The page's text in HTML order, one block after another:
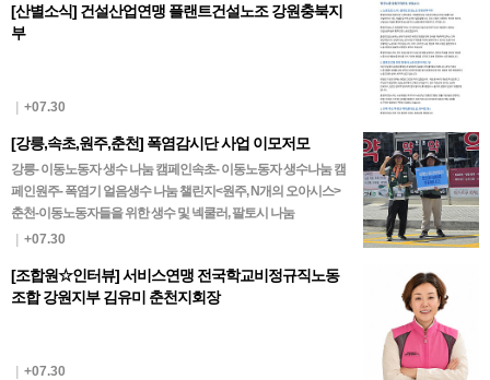
[산별소식] 건설산업연맹 플랜트건설노조 강원충북지
부
| +07.30
[강릉,속초,원주,춘천] 폭염감시단 사업 이모저모
강릉- 이동노동자 생수 나눔 캠페인속초- 이동노동자 생수나눔 캠
페인원주- 폭염기 얼음생수 나눔 챌린지<원주, N개의 오아시스>
춘천-이동노동자들을 위한 생수 및 넥쿨러, 팔토시 나눔
| +07.30
[조합원☆인터뷰] 서비스연맹 전국학교비정규직노동
조합 강원지부 김유미 춘천지회장
| +07.30